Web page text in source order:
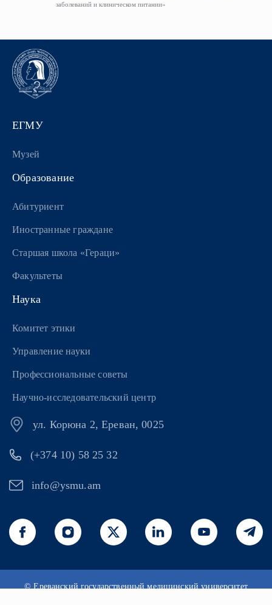
заболеваний и клиническом питании»
ЕГМУ
Музей
Образование
Абитуриент
Иностранные граждане
Старшая школа «Гераци»
Факультеты
Наука
Комитет этики
Управление науки
Профессиональные советы
Научно-исследовательский центр
ул. Корюна 2, Ереван, 0025
(+374 10) 58 25 32
info@ysmu.am
© Ереванский государственный медицинский университет